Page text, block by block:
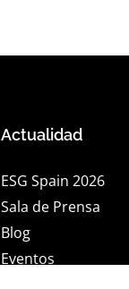
Actualidad
ESG Spain 2026
Sala de Prensa
Blog
Eventos